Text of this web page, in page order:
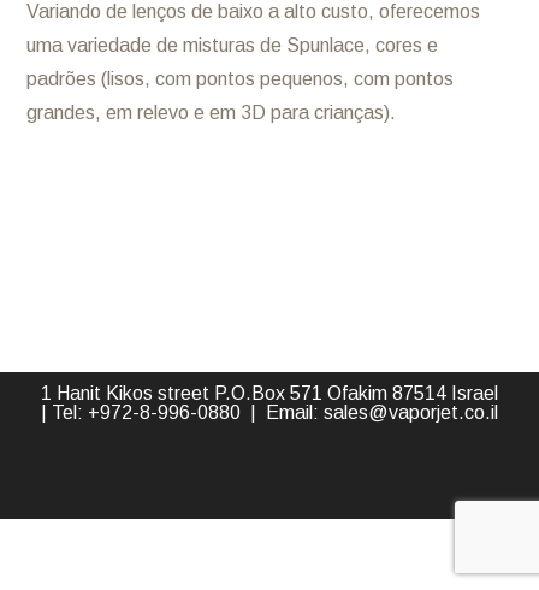
Variando de lenços de baixo a alto custo, oferecemos
uma variedade de misturas de Spunlace, cores e
padrões (lisos, com pontos pequenos, com pontos
grandes, em relevo e em 3D para crianças).
1 Hanit Kikos street P.O.Box 571 Ofakim 87514 Israel
| Tel: +972-8-996-0880 | Email: sales@vaporjet.co.il